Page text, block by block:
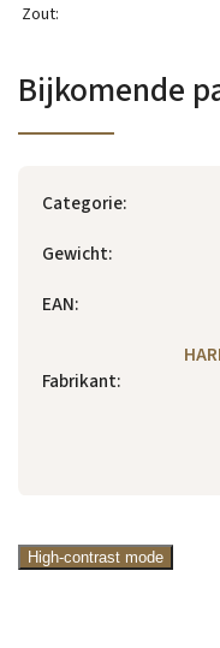
Zout:
Bijkomende
Categorie:
Gewicht:
EAN:
Fabrikant:
High-contrast mode